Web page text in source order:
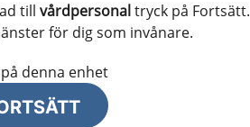
till vårdpersonaltryck på Fortsätt.
för dig som invånare.
denna enhet